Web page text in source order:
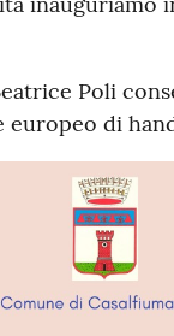
Poli
europeo di